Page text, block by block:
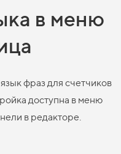
в меню
фраз для счетчиков
доступна в меню
в редакторе.